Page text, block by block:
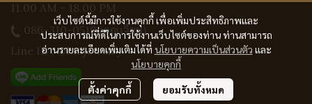
เว็บไซต์นี้มีการใช้งานคุกกี้ เพื่อเพิ่มประสิทธิภาพและ
ประสบการณ์ที่ดีในการใช้งานเว็บไซต์ของท่าน ท่านสามารถ
อ่านรายละเอียดเพิ่มเติมได้ที่ นโยบายความเป็นส่วนตัว และ
นโยบายคุกกี้
ตั้งค่าคุกกี้ ยอมรับทั้งหมด
11.00 AM - 18.00 PM
086-310-0519(คุณเจี๊ยบ)
Line ID : @Lnijewelry